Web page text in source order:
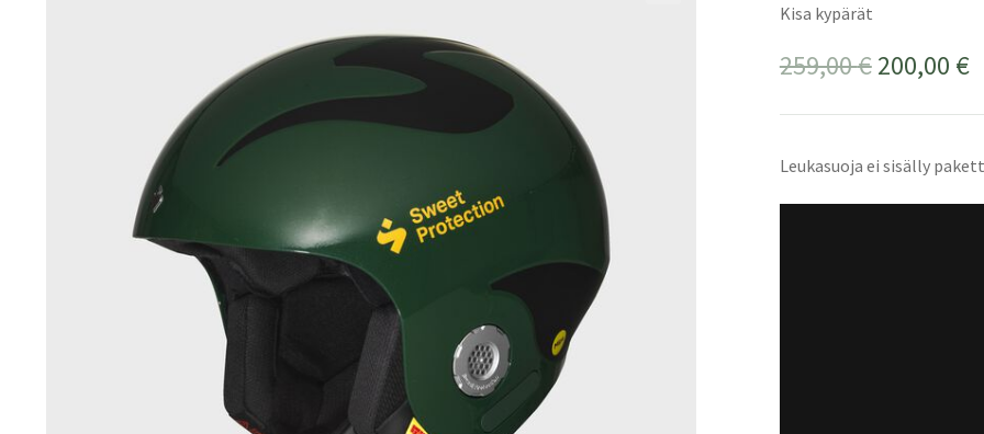
Kisa kypärät
259,00€
hinta
200,00 €
Leukasuoja ei sisälly